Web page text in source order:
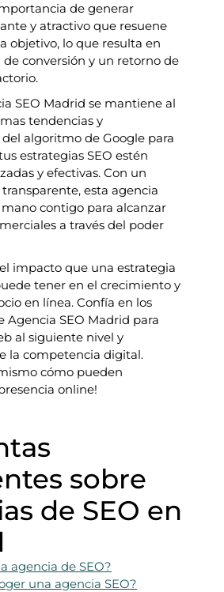
de generar
y atractivo que resuene
objetivo, lo que resulta en
conversión y un retorno de
SEO Madrid se mantiene al
tendencias y
algoritmo de Google para
estrategias SEO estén
y efectivas. Con un
esta agencia
contigo para alcanzar
a través del poder
impacto que una estrategia
tener en el crecimiento y
en línea. Confía en los
Agencia SEO Madrid para
al siguiente nivel y
la competencia digital.
cómo pueden
online!
sobre
de SEO en
agencia de SEO?
una agencia SEO?